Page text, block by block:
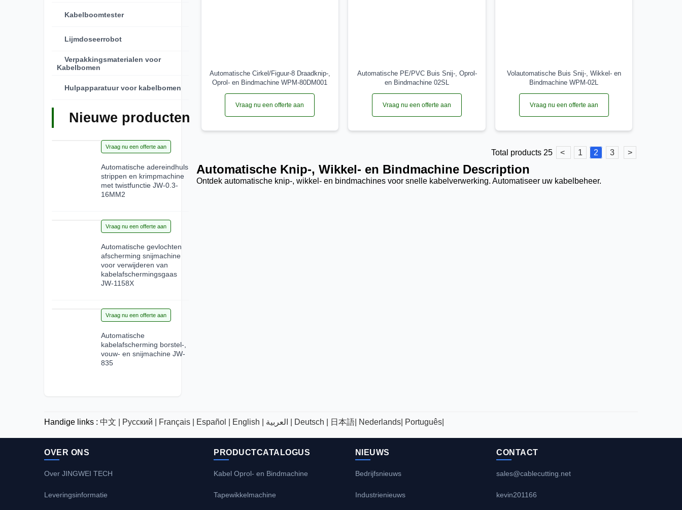
Kabelboomtester
Lijmdoseerrobot
Verpakkingsmaterialen voor
Kabelbomen
Hulpapparatuur voor kabelbomen
Nieuwe producten
Vraag nu een offerte aan
Automatische adereindhuls
strippen en krimpmachine
met twistfunctie JW-0.3-
16MM2
Vraag nu een offerte aan
Automatische gevlochten
afscherming snijmachine
voor verwijderen van
kabelafschermingsgaas
JW-1158X
Vraag nu een offerte aan
Automatische
kabelafscherming borstel-,
vouw- en snijmachine JW-
835
Automatische Cirkel/Figuur-8 Draadknip-,
Oprol- en Bindmachine WPM-80DM001
Vraag nu een offerte aan
Automatische PE/PVC Buis Snij-, Oprol-
en Bindmachine 02SL
Vraag nu een offerte aan
Volautomatische Buis Snij-, Wikkel- en
Bindmachine WPM-02L
Vraag nu een offerte aan
Total products 25 < 1 2 3 >
Automatische Knip-, Wikkel- en Bindmachine Description
Ontdek automatische knip-, wikkel- en bindmachines voor snelle kabelverwerking. Automatiseer uw kabelbeheer.
Handige links : 中文 | Русский | Français | Español | English | Deutsch | 日本語| Nederlands| Português|
OVER ONS
Over JINGWEI TECH
Leveringsinformatie
PRODUCTCATALOGUS
Kabel Oprol- en Bindmachine
Tapewikkelmachine
NIEUWS
Bedrijfsnieuws
Industrienieuws
CONTACT
sales@cablecutting.net
kevin201166